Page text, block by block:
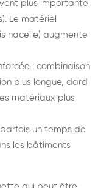
plus importante
Le matériel
nacelle) augmente
: combinaison
plus longue, dard
matériaux plus
un temps de
les bâtiments